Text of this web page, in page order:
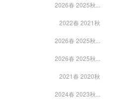
2026春 2025秋...
2022春 2021秋
2026春 2025秋...
2026春 2025秋...
2021春 2020秋
2024春 2023秋...